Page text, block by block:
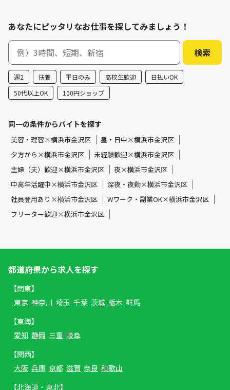
あなたにピッタリなお仕事を探してみましょう！
週2 扶養 平日のみ 高校生歓迎
日払いOK
50代以上OK
100円ショップ
同一の条件からバイトを探す
美容・理容×横浜市金沢区
昼・日中×横浜市金沢区
夕方から×横浜市金沢区
未経験歓迎×横浜市金沢区
主婦（夫）歓迎×横浜市金沢区
夜×横浜市金沢区
中高年活躍中×横浜市金沢区
深夜・夜勤×横浜市金沢区
社員登用あり×横浜市金沢区
Wワーク・副業OK×横浜市金沢区
フリーター歓迎×横浜市金沢区
都道府県から求人を探す
【関東】
東京 神奈川 埼玉 千葉 茨城 栃木 群馬
【東海】
愛知 静岡 三重 岐阜
【関西】
大阪 兵庫 京都 滋賀 奈良 和歌山
【北海道・東北】